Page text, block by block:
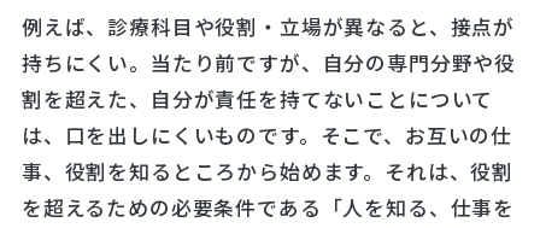
例えば、診療科目や役割・立場が異なると、接点が
持ちにくい。当たり前ですが、自分の専門分野や役
割を超えた、自分が責任を持てないことについて
は、口を出しにくいものです。そこで、お互いの仕
事、役割を知るところから始めます。それは、役割
を超えるための必要条件である「人を知る、仕事を